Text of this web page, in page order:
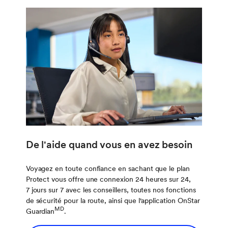
De l'aide quand vous en avez besoin
Voyagez en toute confiance en sachant que le plan
Protect vous offre une connexion 24 heures sur 24,
7 jours sur 7 avec les conseillers, toutes nos fonctions
de sécurité pour la route, ainsi que l'application OnStar
Guardian MD.